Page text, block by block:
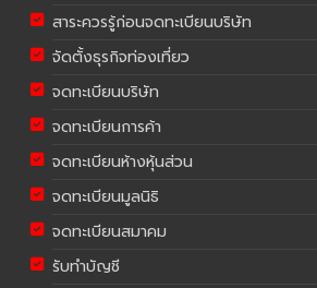
สาระควรรู้ก่อนจดทะเบียนบริษัท
จัดตั้งธุรกิจท่องเที่ยว
จดทะเบียนบริษัท
จดทะเบียนการค้า
จดทะเบียนห้างหุ้นส่วน
จดทะเบียนมูลนิธิ
จดทะเบียนสมาคม
รับทำบัญชี